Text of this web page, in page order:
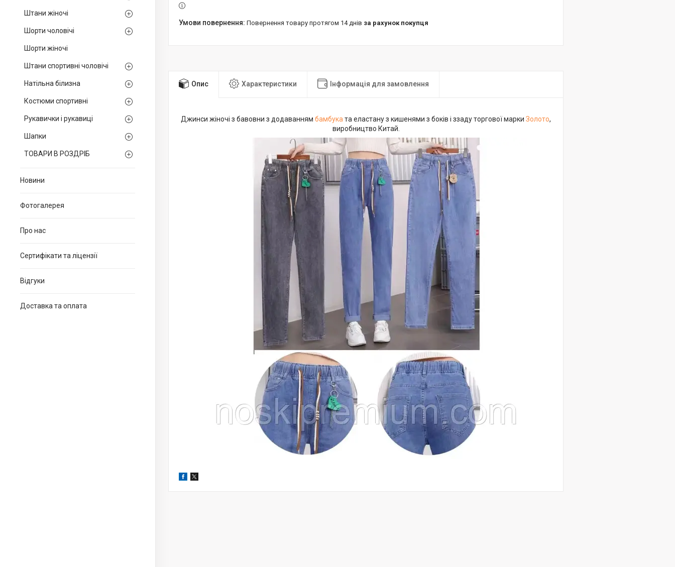
Штани жіночі
Шорти чоловічі
Шорти жіночі
Штани спортивні чоловічі
Натільна білизна
Костюми спортивні
Рукавички і рукавиці
Шапки
ТОВАРИ В РОЗДРІБ
Новини
Фотогалерея
Про нас
Сертифікати та ліцензії
Відгуки
Доставка та оплата
повернення товару протягом 14 днів за рахунок покупця
Опис Характеристики Інформація для замовлення
Джинси жіночі з бавовни з додаваннямбамбука та еластану з кишенями з боків і ззаду торгової маркиЗолото,
виробництво Китай.